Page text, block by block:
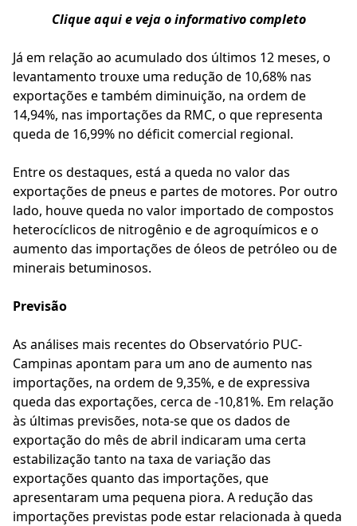
Clique aqui e veja o informativo completo
Já em relação ao acumulado dos últimos 12 meses, o
levantamento trouxe uma redução de 10,68% nas
exportações e também diminuição, na ordem de
14,94%, nas importações da RMC, o que representa
queda de 16,99% no déficit comercial regional.
Entre os destaques, está a queda no valor das
exportações de pneus e partes de motores. Por outro
lado, houve queda no valor importado de compostos
heterocíclicos de nitrogênio e de agroquímicos e o
aumento das importações de óleos de petróleo ou de
minerais betuminosos.
Previsão
As análises mais recentes do Observatório PUC-
Campinas apontam para um ano de aumento nas
importações, na ordem de 9,35%, e de expressiva
queda das exportações, cerca de -10,81%. Em relação
às últimas previsões, nota-se que os dados de
exportação do mês de abril indicaram uma certa
estabilização tanto na taxa de variação das
exportações quanto das importações, que
apresentaram uma pequena piora. A redução das
importações previstas pode estar relacionada à queda